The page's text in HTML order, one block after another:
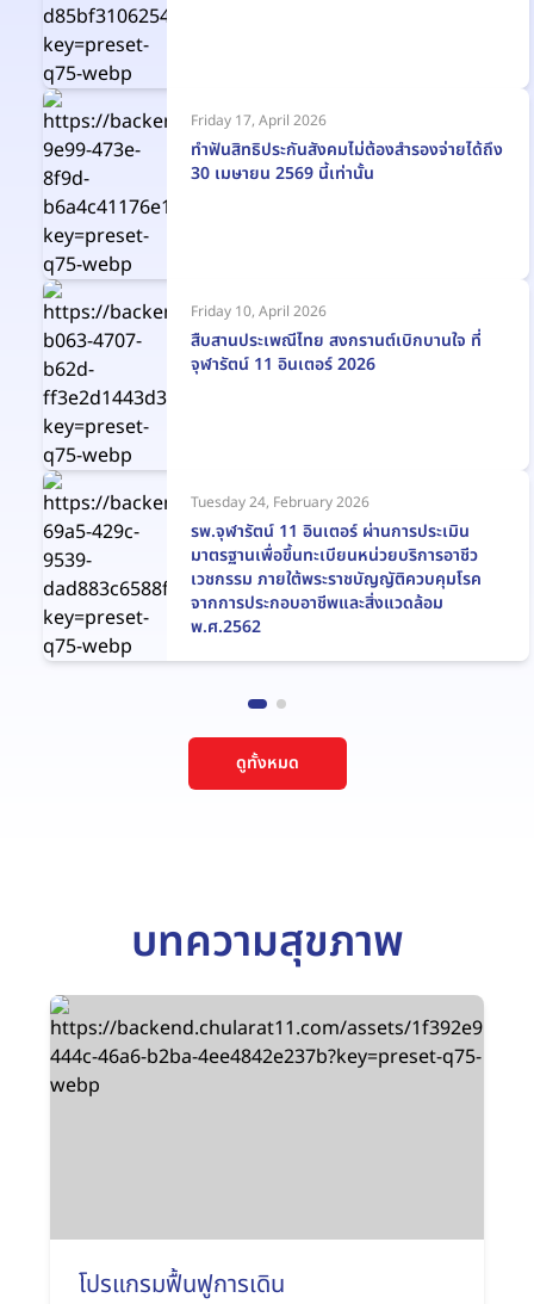
Friday 17, April 2026
ทำฟันสิทธิประกันสังคมไม่ต้องสำรองจ่ายได้ถึง
30 เมษายน 2569 นี้เท่านั้น
Friday 10, April 2026
สืบสานประเพณีไทย สงกรานต์เบิกบานใจ ที่
จุฬารัตน์ 11 อินเตอร์ 2026
Tuesday 24, February 2026
รพ.จุฬารัตน์ 11 อินเตอร์ ผ่านการประเมิน
มาตรฐานเพื่อขึ้นทะเบียนหน่วยบริการอาชีว
เวชกรรม ภายใต้พระราชบัญญัติควบคุมโรค
จากการประกอบอาชีพและสิ่งแวดล้อม
พ.ศ.2562
ดูทั้งหมด
บทความสุขภาพ
โปรแกรมฟื้นฟูการเดิน